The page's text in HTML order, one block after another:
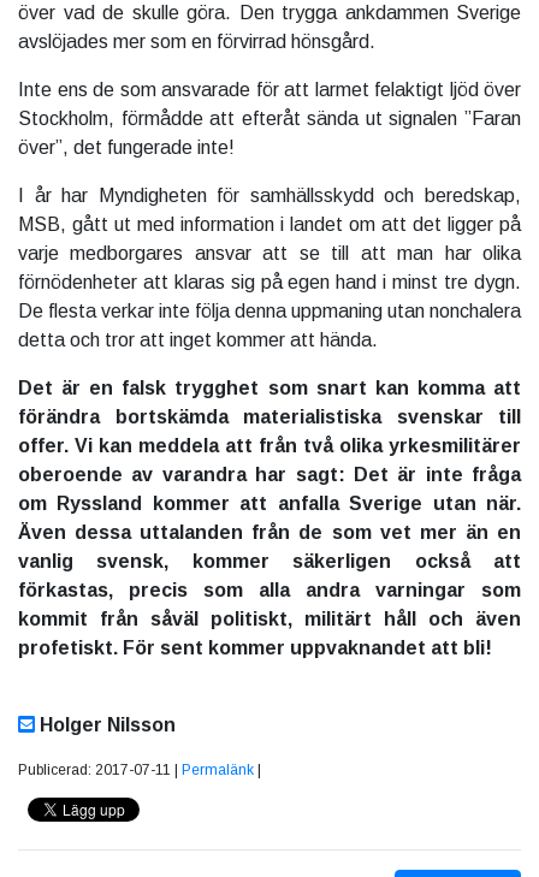
över vad de skulle göra. Den trygga ankdammen Sverige
avslöjades mer som en förvirrad hönsgård.
Inte ens de som ansvarade för att larmet felaktigt ljöd över
Stockholm, förmådde att efteråt sända ut signalen ”Faran
över”, det fungerade inte!
I år har Myndigheten för samhällsskydd och beredskap,
MSB, gått ut med information i landet om att det ligger på
varje medborgares ansvar att se till att man har olika
förnödenheter att klaras sig på egen hand i minst tre dygn.
De flesta verkar inte följa denna uppmaning utan nonchalera
detta och tror att inget kommer att hända.
Det är en falsk trygghet som snart kan komma att
förändra bortskämda materialistiska svenskar till
offer. Vi kan meddela att från två olika yrkesmilitärer
oberoende av varandra har sagt: Det är inte fråga
om
Ryssland kommer att anfalla Sverige utan när.
Även dessa uttalanden från de som vet mer än en
vanlig svensk, kommer säkerligen också att
förkastas, precis som alla andra varningar som
kommit från såväl politiskt, militärt håll och även
profetiskt. För sent kommer uppvaknandet att bli!
Holger Nilsson
Publicerad: 2017-07-11 | Permalänk